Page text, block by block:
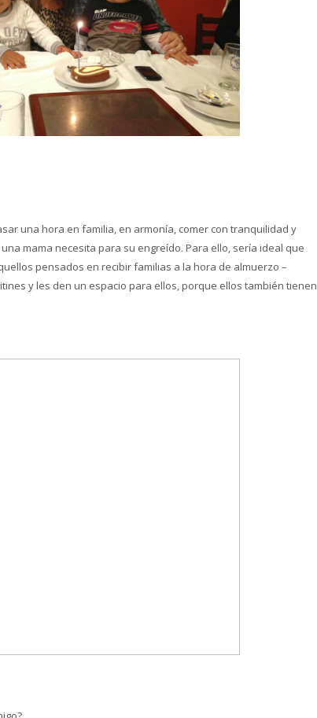
una hora en familia, en armonía, comer con tranquilidad y
mama necesita para su engreído. Para ello, sería ideal que
pensados en recibir familias a la hora de almuerzo –
y les den un espacio para ellos, porque ellos también tienen